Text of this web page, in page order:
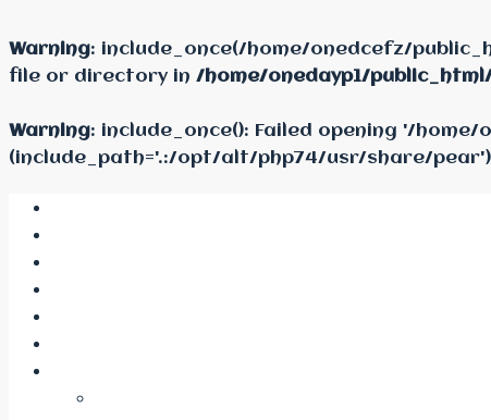
Warning: include_once(/home/onedcefz/
file or directory in /home/onedayp1/
Warning: include_once(): Failed opening '/
(include_path='.:/opt/alt/php74/usr/share/